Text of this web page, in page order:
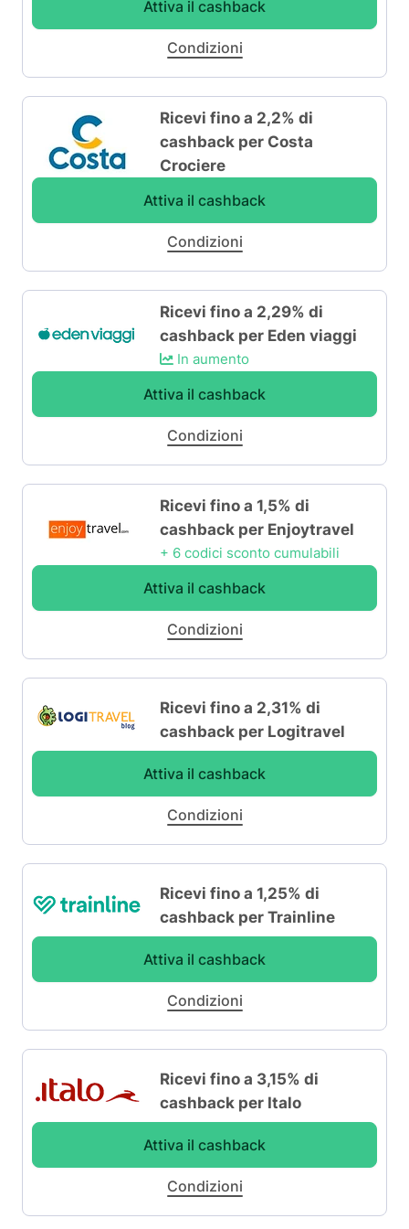
Attiva il cashback
Condizioni
Ricevi fino a 2,2% di
cashback per Costa
Crociere
Attiva il cashback
Condizioni
Ricevi fino a 2,29% di
cashback per Eden viaggi
In aumento
Attiva il cashback
Condizioni
Ricevi fino a 1,5% di
cashback per Enjoytravel
+ 6 codici sconto cumulabili
Attiva il cashback
Condizioni
Ricevi fino a 2,31% di
cashback per Logitravel
Attiva il cashback
Condizioni
Ricevi fino a 1,25% di
cashback per Trainline
Attiva il cashback
Condizioni
Ricevi fino a 3,15% di
cashback per Italo
Attiva il cashback
Condizioni